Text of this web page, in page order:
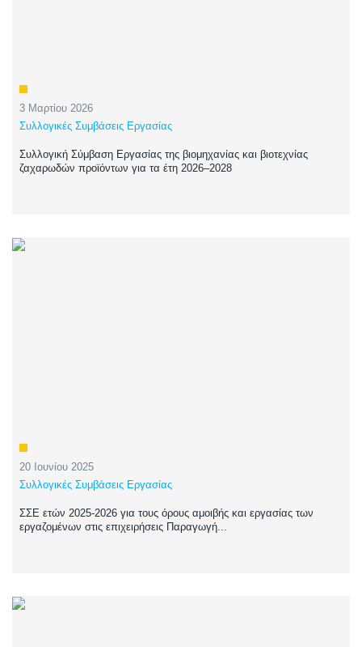
3 Μαρτίου 2026
Συλλογικές Συμβάσεις Εργασίας
Συλλογική Σύμβαση Εργασίας της βιομηχανίας και βιοτεχνίας
ζαχαρωδών προϊόντων για τα έτη 2026–2028
20 Ιουνίου 2025
Συλλογικές Συμβάσεις Εργασίας
ΣΣΕ ετών 2025-2026 για τους όρους αμοιβής και εργασίας των
εργαζομένων στις επιχειρήσεις Παραγωγή...